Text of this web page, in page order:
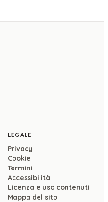
LEGALE
Privacy
Cookie
Termini
Accessibilità
Licenza e uso contenuti
Mappa del sito